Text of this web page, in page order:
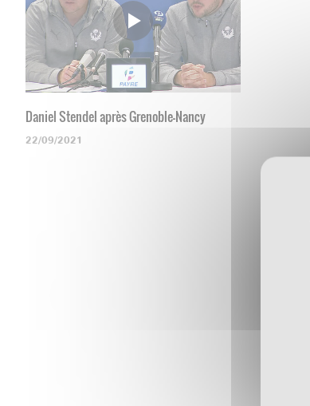
Daniel Stendel après Grenoble-Nancy
22/09/2021